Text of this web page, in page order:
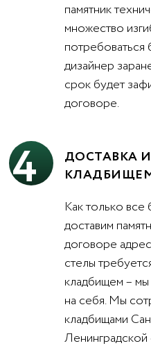
памятник
множество
дизайнер
срок будет
договоре.
4
ДОСТАВКА
Как только все
доставим
договоре
стелы
кладбищем –
на себя. Мы
кладбищами
Ленинградской